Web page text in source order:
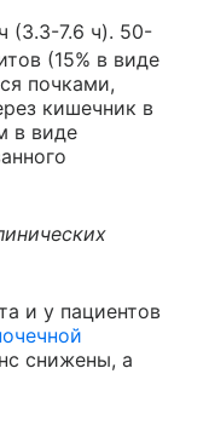
(3.3-7.6 ч). 50-
(15% в виде
почками,
кишечник в
в виде
и у пациентов
снижены, а